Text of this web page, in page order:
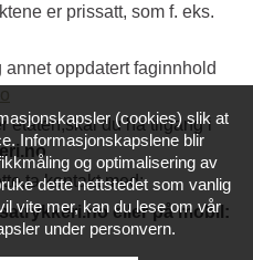
er prissatt, som f. eks.
oppdatert faginnhold
etaten,skal du ha tilgang i
kontakt med:
eller på mobil:
(cookies) slik at
Informasjonskapslene blir
og optimalisering av
dette nettstedet som vanlig
vite mer, kan du lese om vår
under personvern.